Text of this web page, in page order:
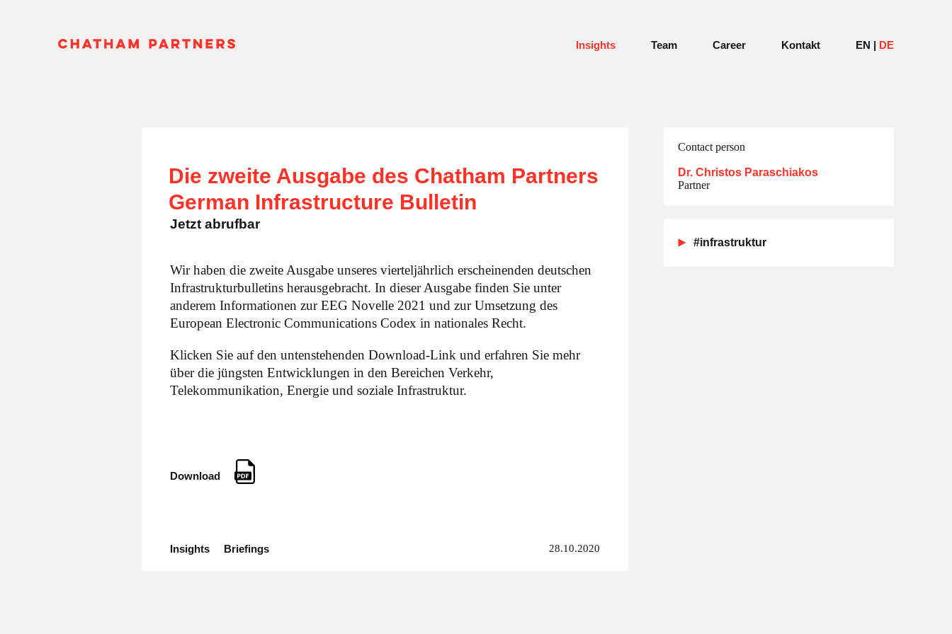
Insights Team Career Kontakt EN DE
Die zweite Ausgabe des Chatham Partners
German Infrastructure Bulletin
Jetzt abrufbar
Wir haben die zweite Ausgabe unseres vierteljährlich erscheinenden deutschen
Infrastrukturbulletins herausgebracht. In dieser Ausgabe finden Sie unter
anderem Informationen zur EEG Novelle 2021 und zur Umsetzung des
European Electronic Communications Codex in nationales Recht.
Klicken Sie auf den untenstehenden Download-Link und erfahren Sie mehr
über die jüngsten Entwicklungen in den Bereichen Verkehr,
Telekommunikation, Energie und soziale Infrastruktur.
Download
Insights Briefings 28.10.2020
Contact person
Dr. Christos Paraschiakos
Partner
#infrastruktur